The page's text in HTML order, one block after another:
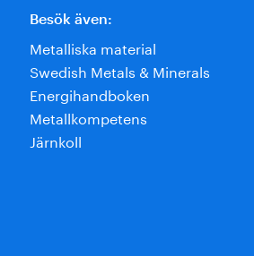
Besök även:
Metalliska material
Swedish Metals & Minerals
Energihandboken
Metallkompetens
Järnkoll